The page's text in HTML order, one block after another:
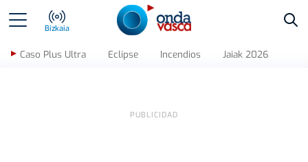
Bizkaia
Caso Plus Ultra Eclipse Incendios Jaiak 2026